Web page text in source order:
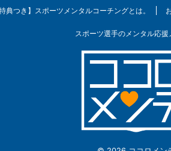
特典つき】スポーツメンタルコーチングとは。
スポーツ選手のメンタル応援